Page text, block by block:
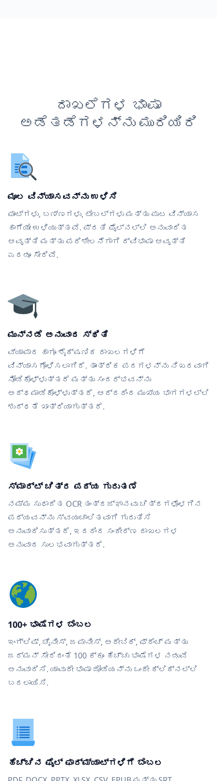
ದಾಖಲೆಗಳ ಭಾಷಾ
ಅಡೆತಡೆಗಳನ್ನು ಮುರಿಯಿರಿ
ಮೂಲ ವಿನ್ಯಾಸವನ್ನು ಉಳಿಸಿ
ಫಾಂಟ್‌ಗಳು, ಬಣ್ಣಗಳು, ಟೇಬಲ್‌ಗಳು ಮತ್ತು ಪುಟ ವಿನ್ಯಾಸ
ಹಾಗೆಯೇ ಉಳಿಯುತ್ತವೆ. ಪ್ರತಿ ಫೈಲ್‌ನಲ್ಲಿ ಅನುವಾದಿತ
ಆವೃತ್ತಿ ಮತ್ತು ಪರಿಶೀಲನೆಗಾಗಿ ದ್ವಿಭಾಷಾ ಆವೃತ್ತಿ
ಎರಡೂ ಸೇರಿವೆ.
ಮುನ್ನಡೆ ಅನುವಾದ ಸ್ಥಿತಿ
ವ್ಯಾಪಾರ ಹಾಗೂ ಶೈಕ್ಷಣಿಕ ದಾಖಲಗಳಿಗೆ
ವಿನ್ಯಾಸಗೊಳಿಸಲಾಗಿದೆ. ತಾಂತ್ರಿಕ ಪದಗಳನ್ನು ನಿಖರವಾಗಿ
ನೋಡಿಕೊಳ್ಳುತ್ತದೆ ಮತ್ತು ಸಂದರ್ಭವನ್ನು
ಅರ್ಥಮಾಡಿಕೊಳ್ಳುತ್ತದೆ, ಆದ್ದರಿಂದ ಮುಖ್ಯ ಭಾಗಗಳಲ್ಲಿ
ಶುದ್ಧತೆ ಖಾತ್ರಿಯಾಗುತ್ತದೆ.
ಸ್ಮಾರ್ಟ್ ಚಿತ್ರ ಪಠ್ಯ ಗುರುತಣೆ
ನಮ್ಮ ಸುಧಾರಿತ OCR ತಂತ್ರಜ್ಞಾನವು ಚಿತ್ರಗಳೊಳಗಿನ
ಪಠ್ಯವನ್ನು ಸ್ವಯಂಚಾಲಿತವಾಗಿ ಗುರುತಿಸಿ
ಅನುವಾದಿಸುತ್ತದೆ, ಇದರಿಂದ ಸಂಕೀರ್ಣ ದಾಖಲಗಳ
ಅನುವಾದ ಸುಲಭವಾಗುತ್ತದೆ.
100+ ಭಾಷೆಗಳ ಬೆಂಬಲ
ಇಂಗ್ಲಿಷ್, ಚೈನೀಸ್, ಜಪಾನೀಸ್, ಅರೇಬಿಕ್, ಫ್ರೆಂಚ್ ಮತ್ತು
ಜರ್ಮನ್ ಸೇರಿದಂತೆ 100 ಕ್ಕೂ ಹೆಚ್ಚು ಭಾಷೆಗಳ ನಡುವೆ
ಅನುವಾದಿಸಿ. ಯಾವುದೇ ಭಾಷಾ ಜೋಡಿಯನ್ನು ಒಂದೇ ಕ್ಲಿಕ್‌ನಲ್ಲಿ
ಬದಲಾಯಿಸಿ.
ಹೆಚ್ಚಿನ ಫೈಲ್ ಫಾರ್ಮ್ಯಾಟ್‌ಗಳಿಗೆ ಬೆಂಬಲ